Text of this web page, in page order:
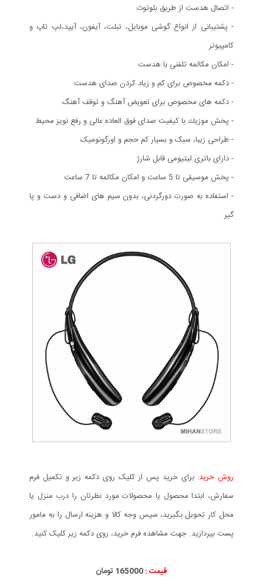
- اتصال هدست از طریق بلوتوث
- پشتیبانی از انواع گوشی موبایل،‌ تبلت،‌ آیفون،‌ آیپد،‌لپ تاپ و
کامپیوتر
- امکان مکالمه تلفنی با هدست
- دکمه مخصوص برای کم و زیاد کردن صدای هدست
- دکمه های مخصوص برای تعویض آهنگ و توقف آهنگ
- پخش موزیك با کیفیت صدای فوق العاده عالی و رفع نویز محیط
- طراحی زیبا، سبک و بسیار كم حجم و اورگونومیک
- دارای باتری لیتیومی قابل شارژ
- پخش موسیقی تا 5 ساعت و امکان مکالمه تا 7 ساعت
- استفاده به صورت دورگردنی، بدون سیم های اضافی و دست و پا
گیر
روش خرید: برای خرید پس از کلیک روی دکمه زیر و تکمیل فرم
سفارش، ابتدا محصول یا محصولات مورد نظرتان را درب منزل یا
محل کار تحویل بگیرید، سپس وجه کالا و هزینه ارسال را به مامور
پست بپردازید. جهت مشاهده فرم خرید، روی دکمه زیر کلیک کنید.
قیمت :165000 تومان